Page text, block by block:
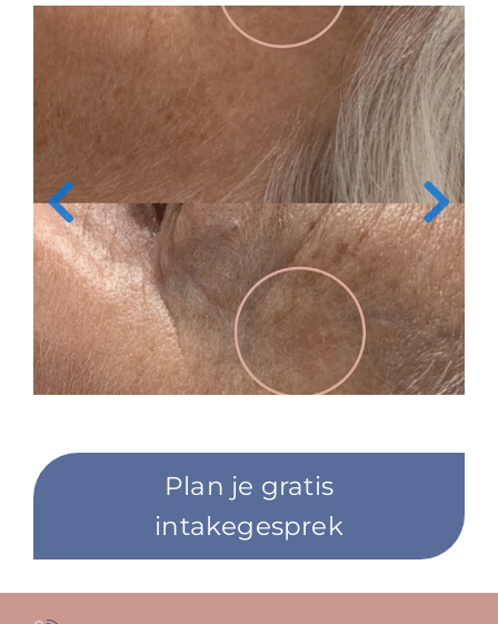
Plan je gratis
intakegesprek